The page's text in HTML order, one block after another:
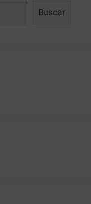
Buscar